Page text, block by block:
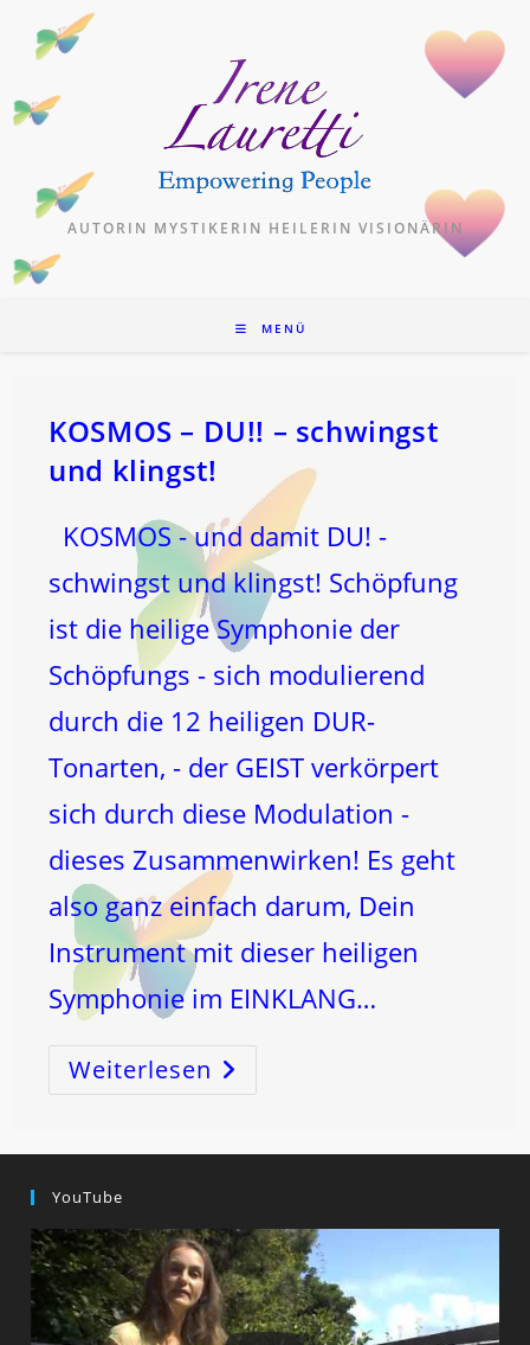
Inhalt
AUTORIN MYSTIKERIN HEILERIN VISIONÄRIN
MENÜ
KOSMOS – DU!! – schwingst
und klingst!
KOSMOS - und damit DU! -
schwingst und klingst! Schöpfung
ist die heilige Symphonie der
Schöpfungs - sich modulierend
durch die 12 heiligen DUR-
Tonarten, - der GEIST verkörpert
sich durch diese Modulation -
dieses Zusammenwirken! Es geht
also ganz einfach darum, Dein
Instrument mit dieser heiligen
Symphonie im EINKLANG…
Weiterlesen KOSMOS
DU!!
YouTube